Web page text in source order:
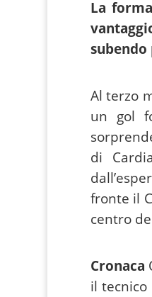
c
e
b
o
o
k
La
subendo
Al terzo
un gol
di
fronte il
centro
Cronaca
il